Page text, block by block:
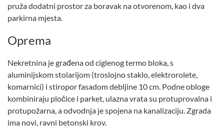
pruža dodatni prostor za boravak na otvorenom, kao i dva
parkirna mjesta.
Oprema
Nekretnina je građena od ciglenog termo bloka, s
aluminijskom stolarijom (troslojno staklo, elektrorolete,
komarnici) i stiropor fasadom debljine 10 cm. Podne obloge
kombiniraju pločice i parket, ulazna vrata su protuprovalna i
protupožarna, a odvodnja je spojena na kanalizaciju. Zgrada
ima novi, ravni betonski krov.